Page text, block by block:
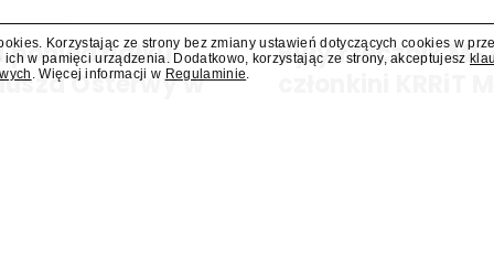
poniedziałku
Osterwy w
Były rzecznik
Korzystając ze strony bez zmiany ustawień dotyczących cookies w
w pamięci urządzenia. Dodatkowo, korzystając ze strony, akceptujesz
. Więcej informacji w Regulaminie.